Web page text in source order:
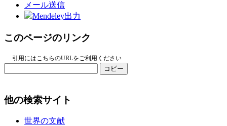
メール送信
Mendeley出力
このページのリンク
引用にはこちらのURLをご利用ください
コピー
他の検索サイト
世界の文献